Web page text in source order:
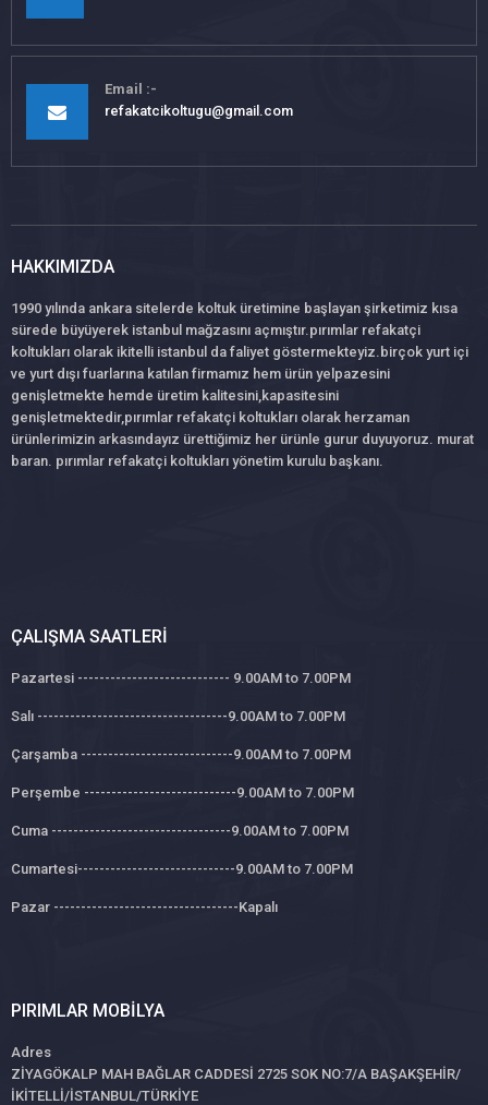
Email
refakatcikoltugu@gmail.com
HAKKIMIZDA
1990 yılında ankara sitelerde koltuk üretimine başlayan şirketimiz kısa
sürede büyüyerek istanbul mağzasını açmıştır.pırımlar refakatçi
koltukları olarak ikitelli istanbul da faliyet göstermekteyiz.birçok yurt içi
ve yurt dışı fuarlarına katılan firmamız hem ürün yelpazesini
genişletmekte hemde üretim kalitesini,kapasitesini
genişletmektedir,pırımlar refakatçi koltukları olarak herzaman
ürünlerimizin arkasındayız ürettiğimiz her ürünle gurur duyuyoruz. murat
baran. pırımlar refakatçi koltukları yönetim kurulu başkanı.
ÇALIŞMA SAATLERI
Pazartesi ---------------------------- 9.00AM to 7.00PM
Salı -----------------------------------9.00AM to 7.00PM
Çarşamba ----------------------------9.00AM to 7.00PM
Perşembe ----------------------------9.00AM to 7.00PM
Cuma ---------------------------------9.00AM to 7.00PM
Cumartesi-----------------------------9.00AM to 7.00PM
Pazar ----------------------------------Kapalı
PIRIMLAR MOBILYA
Adres
ZİYAGÖKALP MAH BAĞLAR CADDESİ 2725 SOK NO:7/A BAŞAKŞEHİR/
İKİTELLİ/İSTANBUL/TÜRKİYE